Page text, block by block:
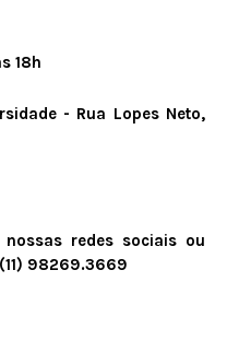
18h
- Rua Lopes Neto,
redes sociais ou
98269.3669